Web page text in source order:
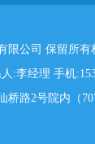
限公司 保留所有
:李经理 手机
桥路2号院内（